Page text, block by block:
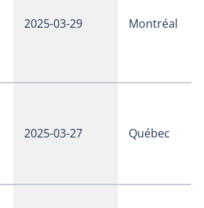
2025-03-29 Montréal
2025-03-27 Québec